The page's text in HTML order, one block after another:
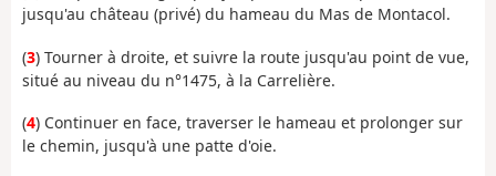
jusqu'au château (privé) du hameau du Mas de Montacol.
(3) Tourner à droite, et suivre la route jusqu'au point de vue,
situé au niveau du n°1475, à la Carrelière.
(4) Continuer en face, traverser le hameau et prolonger sur
le chemin, jusqu'à une patte d'oie.